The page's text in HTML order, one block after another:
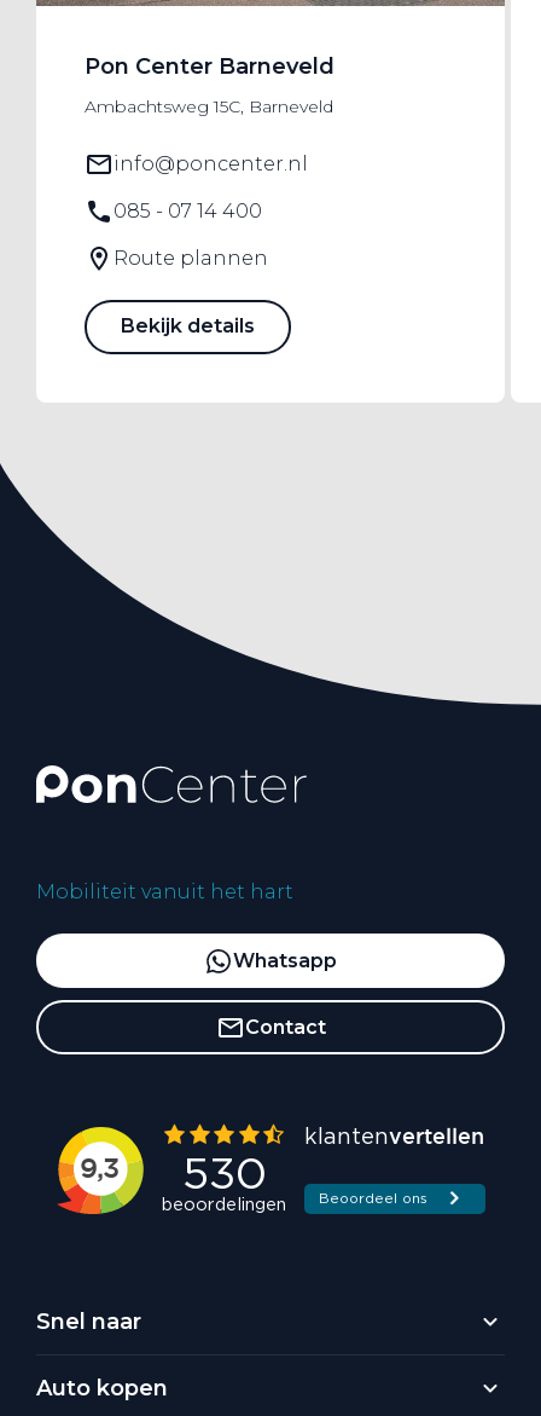
Pon Center Barneveld
Ambachtsweg 15C, Barneveld
info@poncenter.nl
085 - 07 14 400
Route plannen
Bekijk details
Mobiliteit vanuit het hart
Whatsapp
Contact
Snel naar
Auto kopen